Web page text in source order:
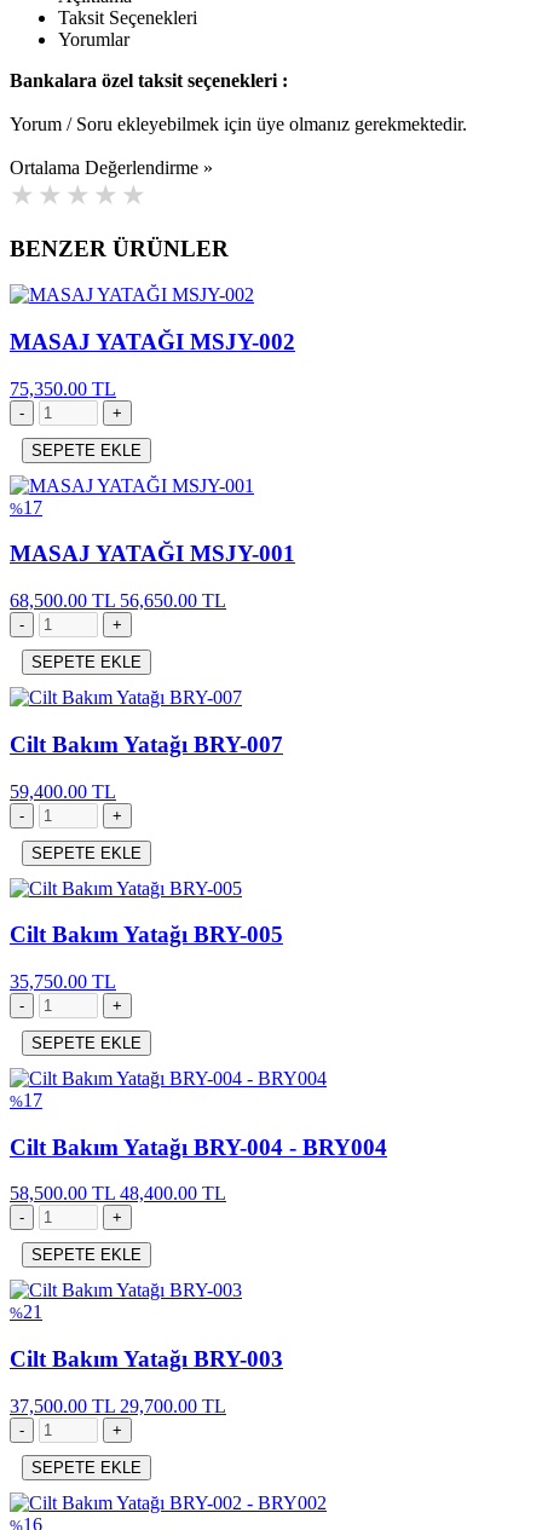
Taksit Seçenekleri
Yorumlar
Bankalara özel taksit seçenekleri :
Yorum / Soru ekleyebilmek için üye olmanız gerekmektedir.
Ortalama Değerlendirme »
BENZER ÜRÜNLER
MASAJ YATAĞI MSJY-002
75,350.00 TL
SEPETE EKLE
%17
MASAJ YATAĞI MSJY-001
68,500.00 TL 56,650.00 TL
SEPETE EKLE
Cilt Bakım Yatağı BRY-007
59,400.00 TL
SEPETE EKLE
Cilt Bakım Yatağı BRY-005
35,750.00 TL
SEPETE EKLE
%17
Cilt Bakım Yatağı BRY-004 - BRY004
58,500.00 TL 48,400.00 TL
SEPETE EKLE
%21
Cilt Bakım Yatağı BRY-003
37,500.00 TL 29,700.00 TL
SEPETE EKLE
%16